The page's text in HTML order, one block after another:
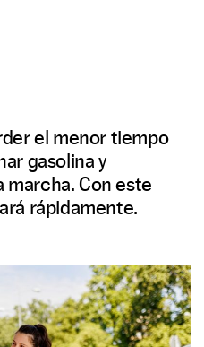
el menor tiempo
gasolina y
marcha. Con este
rápidamente.